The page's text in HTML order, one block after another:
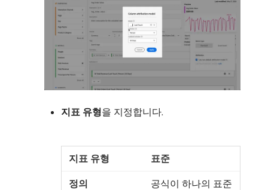
지표 유형​을 지정합니다.
표준
공식이 하나의 표준